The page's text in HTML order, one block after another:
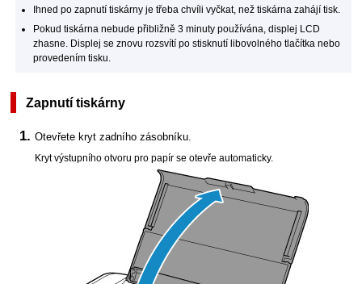
Ihned po zapnutítiskárny je třeba chvíli vyčkat, nežtiskárna zahájí tisk.
Pokudtiskárna nebude přibližně 3 minuty používána, displej LCD
zhasne. Displej se znovu rozsvítí po stisknutí libovolného tlačítka nebo
provedením tisku.
Zapnutítiskárny
Otevřete kryt zadního zásobníku.
Kryt výstupního otvoru pro papír se otevře automaticky.